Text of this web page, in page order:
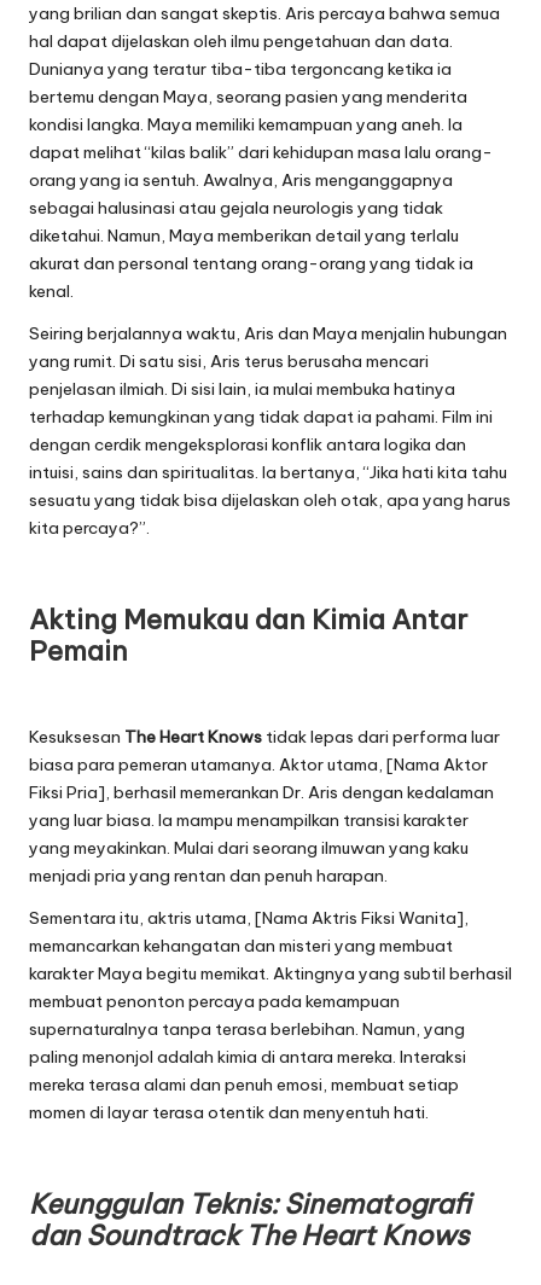
yang brilian dan sangat skeptis. Aris percaya bahwa semua
hal dapat dijelaskan oleh ilmu pengetahuan dan data.
Dunianya yang teratur tiba-tiba tergoncang ketika ia
bertemu dengan Maya, seorang pasien yang menderita
kondisi langka. Maya memiliki kemampuan yang aneh. Ia
dapat melihat “kilas balik” dari kehidupan masa lalu orang-
orang yang ia sentuh. Awalnya, Aris menganggapnya
sebagai halusinasi atau gejala neurologis yang tidak
diketahui. Namun, Maya memberikan detail yang terlalu
akurat dan personal tentang orang-orang yang tidak ia
kenal.
Seiring berjalannya waktu, Aris dan Maya menjalin hubungan
yang rumit. Di satu sisi, Aris terus berusaha mencari
penjelasan ilmiah. Di sisi lain, ia mulai membuka hatinya
terhadap kemungkinan yang tidak dapat ia pahami. Film ini
dengan cerdik mengeksplorasi konflik antara logika dan
intuisi, sains dan spiritualitas. Ia bertanya, “Jika hati kita tahu
sesuatu yang tidak bisa dijelaskan oleh otak, apa yang harus
kita percaya?”.
Akting Memukau dan Kimia Antar
Pemain
Kesuksesan The Heart Knows tidak lepas dari performa luar
biasa para pemeran utamanya. Aktor utama, [Nama Aktor
Fiksi Pria], berhasil memerankan Dr. Aris dengan kedalaman
yang luar biasa. Ia mampu menampilkan transisi karakter
yang meyakinkan. Mulai dari seorang ilmuwan yang kaku
menjadi pria yang rentan dan penuh harapan.
Sementara itu, aktris utama, [Nama Aktris Fiksi Wanita],
memancarkan kehangatan dan misteri yang membuat
karakter Maya begitu memikat. Aktingnya yang subtil berhasil
membuat penonton percaya pada kemampuan
supernaturalnya tanpa terasa berlebihan. Namun, yang
paling menonjol adalah kimia di antara mereka. Interaksi
mereka terasa alami dan penuh emosi, membuat setiap
momen di layar terasa otentik dan menyentuh hati.
Keunggulan Teknis: Sinematografi
dan SoundtrackThe Heart Knows